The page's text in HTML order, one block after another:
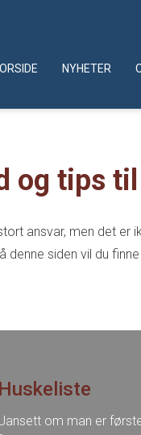
NYHETER
og tips
ansvar, men det er
denne siden vil du
Huskeliste
om man er